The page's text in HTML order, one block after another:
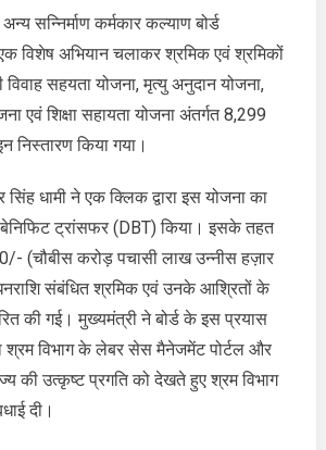
योजना
निस्तारण
किया
सन्निर्माण कर्मकार कल्याण बोर्ड
एक विशेष अभियान चलाकर श्रमिक एवं श्रमिकों
सहयता योजना, मृत्यु अनुदान योजना,
एवं शिक्षा सहायता योजना अंतर्गत 8,299
किया गया।
सिंह धामी ने एक क्लिक द्वारा इस योजना का
ट्रांसफर (DBT) किया। इसके तहत
(चौबीस करोड़ पचासी लाख उन्नीस हज़ार
संबंधित श्रमिक एवं उनके आश्रितों के
की गई। मुख्यमंत्री ने बोर्ड के इस प्रयास
श्रम विभाग के लेबर सेस मैनेजमेंट पोर्टल और
की उत्कृष्ट प्रगति को देखते हुए श्रम विभाग
दी।